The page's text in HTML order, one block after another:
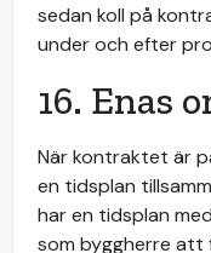
sedan koll på
under och efter
16. Enas
När kontraktet är
en tidsplan
har en tidsplan
som byggherre